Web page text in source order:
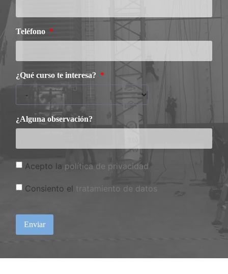
Teléfono
¿Qué curso te interesa?
¿Alguna observación?
Acepto la política de privacidad
Consiento el tratamiento de datos
Enviar